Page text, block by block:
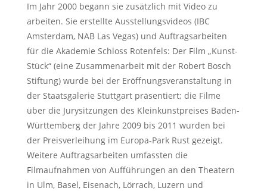
Im Jahr 2000 begann sie zusätzlich mit Video zu
arbeiten. Sie erstellte Ausstellungsvideos (IBC
Amsterdam, NAB Las Vegas) und Auftragsarbeiten
für die Akademie Schloss Rotenfels: Der Film „Kunst-
Stück“ (eine Zusammenarbeit mit der Robert Bosch
Stiftung) wurde bei der Eröffnungsveranstaltung in
der Staatsgalerie Stuttgart präsentiert; die Filme
über die Jurysitzungen des Kleinkunstpreises Baden-
Württemberg der Jahre 2009 bis 2011 wurden bei
der Preisverleihung im Europa-Park Rust gezeigt.
Weitere Auftragsarbeiten umfassten die
Filmaufnahmen von Aufführungen an den Theatern
in Ulm, Basel, Eisenach, Lörrach, Luzern und